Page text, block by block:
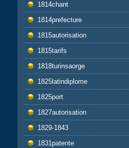
1814chant
1814prefecture
1815autorisation
1815tarifs
1818turinsaorge
1825latindiplome
1825port
1827autorisation
1829-1843
1831patente